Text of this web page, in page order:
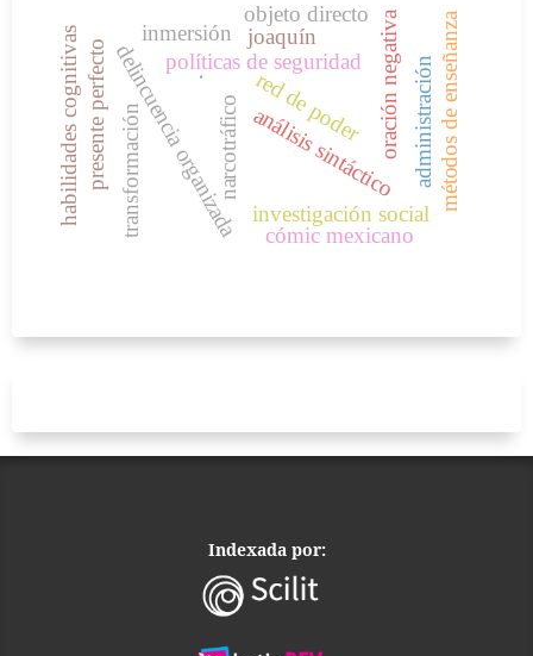
.
narcotráfico
delincuencia organizada
políticas de seguridad
red de poder
joaquín
análisis sintáctico
oración negativa
presente perfecto
objeto directo
investigación social
transformación administración
inmersión
habilidades cognitivas métodos de enseñanza
cómic mexicano
Indexada por: